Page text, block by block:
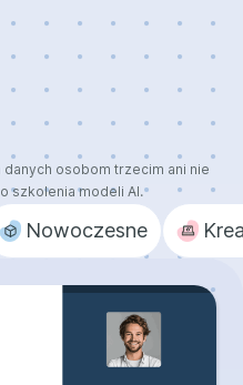
osobom trzecim ani nie
szkolenia modeli AI.
Nowoczesne